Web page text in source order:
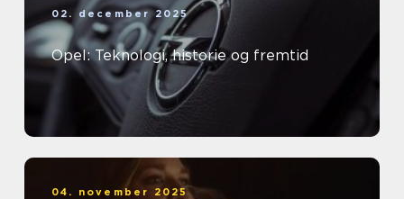
02. december 2025
Opel: Teknologi, historie og fremtid
04. november 2025